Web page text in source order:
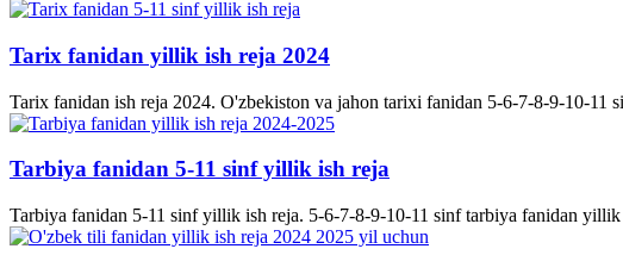
Tarix fanidan yillik ish reja 2024
Tarix fanidan ish reja 2024. O'zbekiston va jahon tarixi fanidan 5-6-7-8-9-10-
Tarbiya fanidan 5-11 sinf yillik ish reja
Tarbiya fanidan 5-11 sinf yillik ish reja. 5-6-7-8-9-10-11 sinf tarbiya fanidan